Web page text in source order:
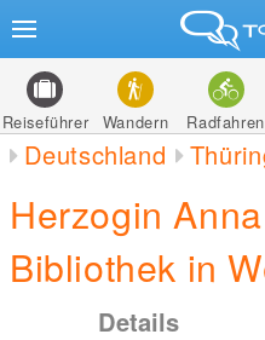
Reiseführer Wandern Radfahren
Deutschland
Herzogin
Bibliothek in
Details